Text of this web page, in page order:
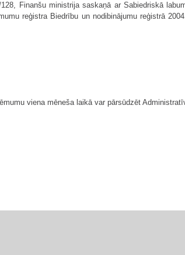
Finanšu ministrija saskaņā ar Sabiedriskā
reģistra Biedrību un nodibinājumu reģistrā
viena mēneša laikā var pārsūdzēt